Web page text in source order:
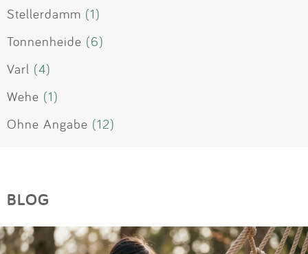
Stellerdamm (1)
Tonnenheide (6)
Varl (4)
Wehe (1)
Ohne Angabe (12)
BLOG